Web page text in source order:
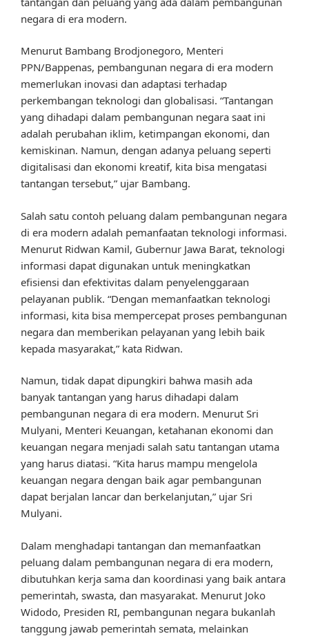
negara di era modern.
Menurut Bambang Brodjonegoro, Menteri
PPN/Bappenas, pembangunan negara di era modern
memerlukan inovasi dan adaptasi terhadap
perkembangan teknologi dan globalisasi. “Tantangan
yang dihadapi dalam pembangunan negara saat ini
adalah perubahan iklim, ketimpangan ekonomi, dan
kemiskinan. Namun, dengan adanya peluang seperti
digitalisasi dan ekonomi kreatif, kita bisa mengatasi
tantangan tersebut,” ujar Bambang.
Salah satu contoh peluang dalam pembangunan negara
di era modern adalah pemanfaatan teknologi informasi.
Menurut Ridwan Kamil, Gubernur Jawa Barat, teknologi
informasi dapat digunakan untuk meningkatkan
efisiensi dan efektivitas dalam penyelenggaraan
pelayanan publik. “Dengan memanfaatkan teknologi
informasi, kita bisa mempercepat proses pembangunan
negara dan memberikan pelayanan yang lebih baik
kepada masyarakat,” kata Ridwan.
Namun, tidak dapat dipungkiri bahwa masih ada
banyak tantangan yang harus dihadapi dalam
pembangunan negara di era modern. Menurut Sri
Mulyani, Menteri Keuangan, ketahanan ekonomi dan
keuangan negara menjadi salah satu tantangan utama
yang harus diatasi. “Kita harus mampu mengelola
keuangan negara dengan baik agar pembangunan
dapat berjalan lancar dan berkelanjutan,” ujar Sri
Mulyani.
Dalam menghadapi tantangan dan memanfaatkan
peluang dalam pembangunan negara di era modern,
dibutuhkan kerja sama dan koordinasi yang baik antara
pemerintah, swasta, dan masyarakat. Menurut Joko
Widodo, Presiden RI, pembangunan negara bukanlah
tanggung jawab pemerintah semata, melainkan